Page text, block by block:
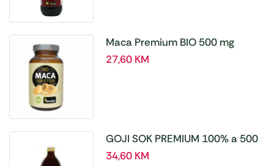
Maca Premium BIO 500 mg
tablete, a180 tbl – Hanoju
27,60 KM
GOJI SOK PREMIUM 100% a 500
ml
34,60 KM